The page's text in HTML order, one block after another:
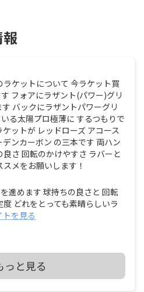
ラケットについて 今ラケット買
フォアにラザント(パワー)グリ
バックにラザントパワーグリ
る太陽プロ極薄に するつもりで
ットが レッドローズ アコース
ンカーボン の三本です 両ハン
良さ 回転のかけやすさ ラバーと
メをお願いします！
進めます 球持ちの良さと 回転
どれをとっても素晴らしいラ
トを見る
ラバーを変えるんですが 現在は
ーボをフォアにラクザ７ソフト
っと見る